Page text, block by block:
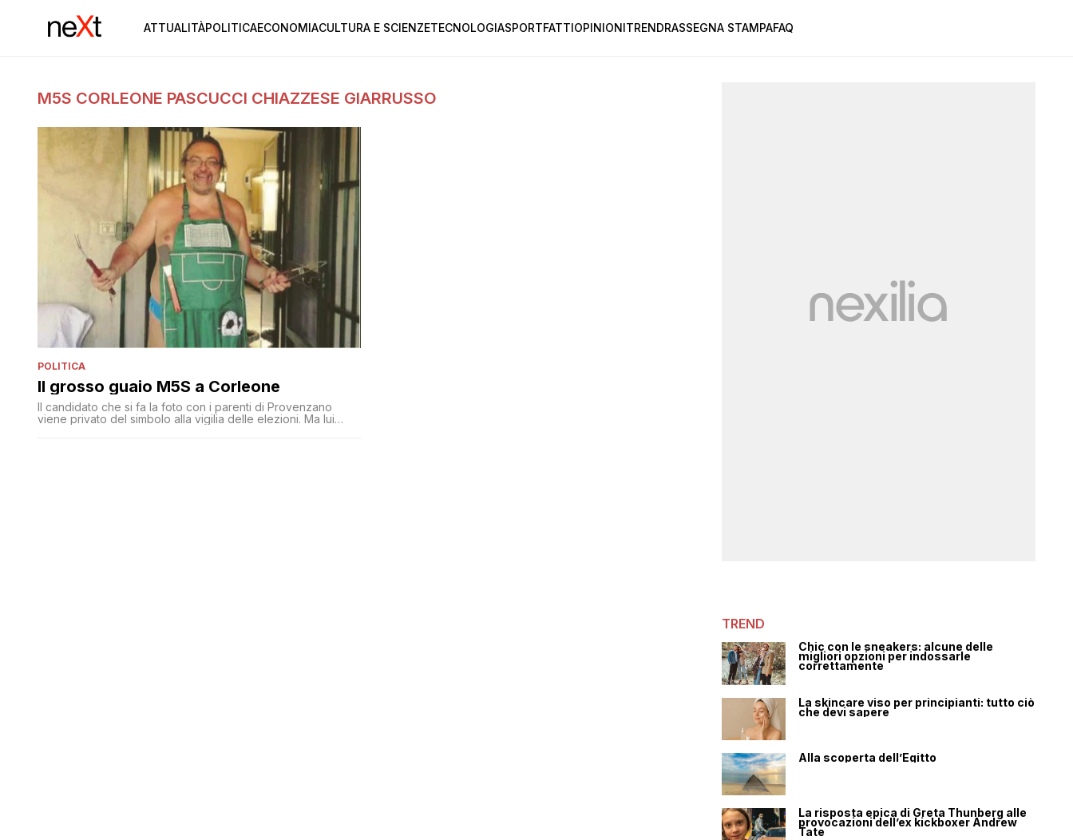
ATTUALITÀPOLITICAECONOMIACULTURA E SCIENZETECNOLOGIASPORTFATTIOPINIONITRENDRASSEGNA STAMPAFAQ
M5S CORLEONE PASCUCCI CHIAZZESE GIARRUSSO
POLITICA
Il grosso guaio M5S a Corleone
Il candidato che si fa la foto con i parenti di Provenzano
viene privato del simbolo alla vigilia delle elezioni. Ma lui
TREND
Chic con le sneakers: alcune delle
migliori opzioni per indossarle
correttamente
La skincare viso per principianti: tutto ciò
che devi sapere
Alla scoperta dell’Egitto
La risposta epica di Greta Thunberg alle
provocazioni dell’ex kickboxer Andrew
Tate